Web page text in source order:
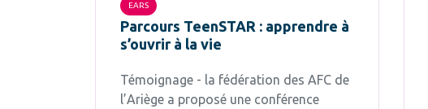
EARS
Parcours TeenSTAR : apprendre à
s’ouvrir à la vie
Témoignage - la fédération des AFC de
l’Ariège a proposé une conférence